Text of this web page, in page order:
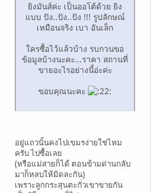
ยิงมันส์ค่ะ เป็นออโต้ด้วย ยิง
แบบ ปัง..ปัง..ปัง !!! รูปลักษณ์
เหมือนจริง เบา อันเล็ก
ใครซื้อไว้แล้วบ้าง รบกวนขอ
ข้อมูลบ้างนะคะ...ราคา สถานที่
ขายอะไรอย่างนี้อ่ะค่ะ
ขอบคุณนะคะ
อยู่แถวนั้นคงไปเขมรง่ายใช่ไหม
ครับ ไปซื้อเลย
(หรือแม่สายก็ได้ ตอนข้ามด่านกลับ
มาก็หลบให้มิดละกัน)
เพราะลูกกระสุนตะกั่วเขาขายกัน